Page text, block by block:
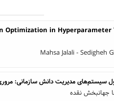
Optimization in Hyperparameter
Mahsa Jalali - Sedigheh
مدیریت دانش سازمانی:
جهانبخش نقده